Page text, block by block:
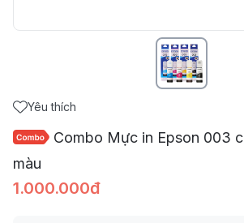
Yêu thích
Combo Mực in Epson 003
màu
1.000.000đ